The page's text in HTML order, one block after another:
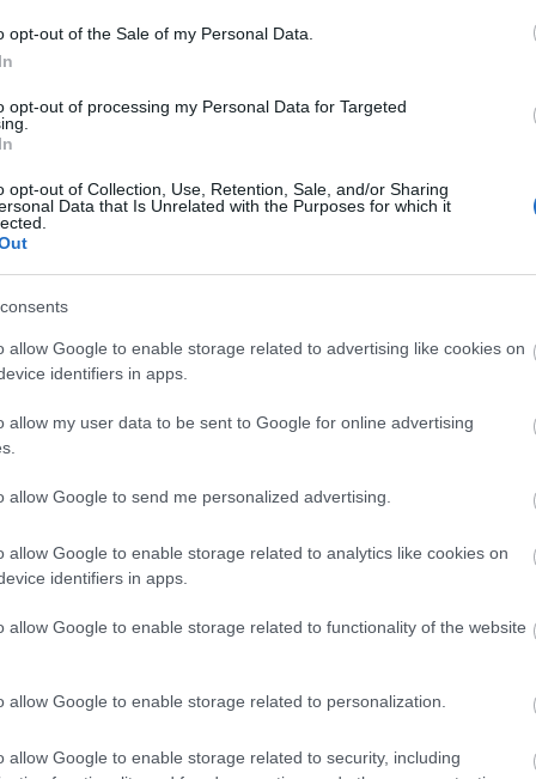
opt-out of the Sale of my Personal Data.
opt-out of processing my Personal Data for Targeted
opt-out of Collection, Use, Retention, Sale, and/or Sharing
Data that Is Unrelated with the Purposes for which it
allow Google to enable storage related to advertising like cookies on
identifiers in apps.
allow my user data to be sent to Google for online advertising
allow Google to send me personalized advertising.
allow Google to enable storage related to analytics like cookies on
identifiers in apps.
allow Google to enable storage related to functionality of the website
allow Google to enable storage related to personalization.
allow Google to enable storage related to security, including
CÍMKÉK
advent (144)
art export(82)
DIY(303)
fenntarthatóság(71)
festés( 174)
fonal (73)
gyerekjáték( 73)
hobbyművész(81)